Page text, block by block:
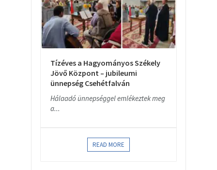
Tízéves a Hagyományos Székely
Jövő Központ – jubileumi
ünnepség Csehétfalván
Hálaadó ünnepséggel emlékeztek meg
a...
READ MORE